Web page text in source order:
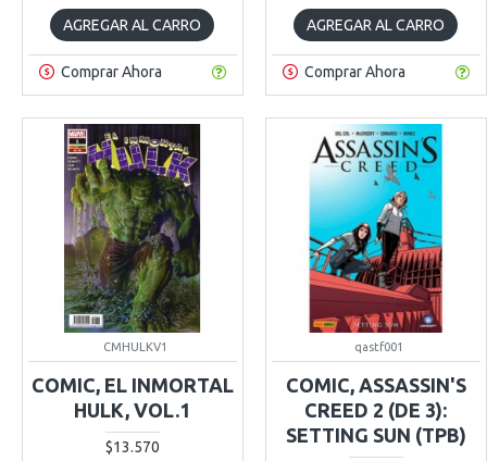
AGREGAR AL CARRO
Comprar Ahora
AGREGAR AL CARRO
Comprar Ahora
CMHULKV1
COMIC, EL INMORTAL
HULK, VOL.1
$13.570
qastf001
COMIC, ASSASSIN'S
CREED 2 (DE 3):
SETTING SUN (TPB)